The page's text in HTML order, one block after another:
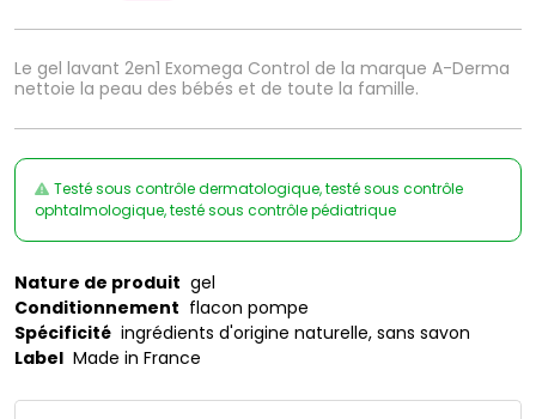
Le gel lavant 2en1 Exomega Control de la marque A-Derma
nettoie la peau des bébés et de toute la famille.
Testé sous contrôle dermatologique, testé sous contrôle
ophtalmologique, testé sous contrôle pédiatrique
Nature de produit gel
Conditionnement flacon pompe
Spécificité ingrédients d'origine naturelle, sans savon
Label Made in France